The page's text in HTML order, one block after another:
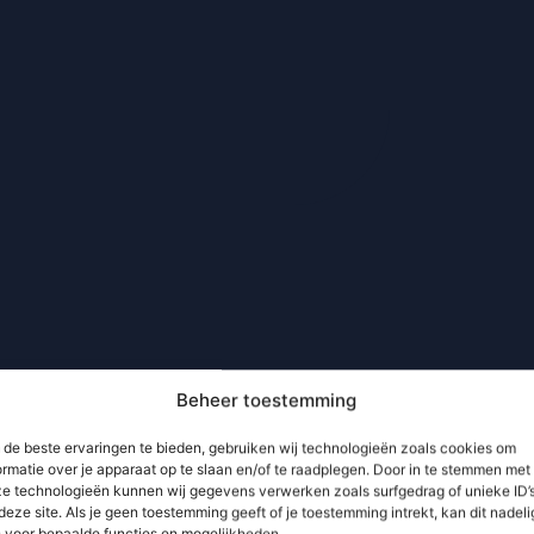
Beheer toestemming
de beste ervaringen te bieden, gebruiken wij technologieën zoals cookies om
over je apparaat op te slaan en/of te raadplegen. Door in te stemmen met
technologieën kunnen wij gegevens verwerken zoals surfgedrag of unieke
site. Als je geen toestemming geeft of je toestemming intrekt, kan dit